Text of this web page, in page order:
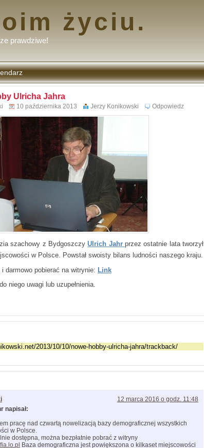
życiu.
prawdziwe!
Ulricha Jahra
10 października 2013 Jerzy Konikowski Odpowiedz
szachowy z BydgoszczyUlrich Jahr przez ostatnie lata tworzył
w Polsce. Powstał swoisty bilans ludności naszego kraju.
darmowo pobierać na witrynie: Link
niego uwagi lub uzupełnienia.
12 marca 2016 o godz. 11:48
napisał:
pracę nad czwartą nowelizacją bazy demograficznej wszystkich
w Polsce.
dostępna, można bezpłatnie pobrać z witryny
Baza demograficzna jest powiększona o kilkaset miejscowości